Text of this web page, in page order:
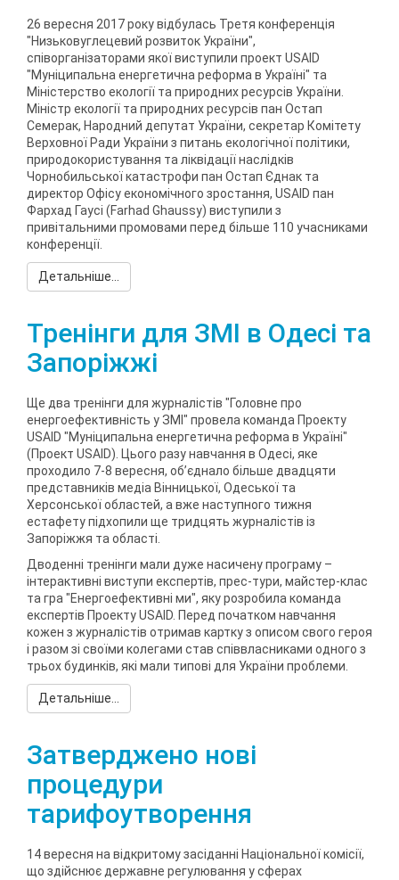
26 вересня 2017 року відбулась Третя конференція
"Низьковуглецевий розвиток України",
співорганізаторами якої виступили проект USAID
"Муніципальна енергетична реформа в Україні" та
Міністерство екології та природних ресурсів України.
Міністр екології та природних ресурсів пан Остап
Семерак, Народний депутат України, секретар Комітету
Верховної Ради України з питань екологічної політики,
природокористування та ліквідації наслідків
Чорнобильської катастрофи пан Остап Єднак та
директор Офісу економічного зростання, USAID пан
Фархад Гаусі (Farhad Ghaussy) виступили з
привітальними промовами перед більше 110 учасниками
конференції.
Детальніше...
Тренінги для ЗМІ в Одесі та
Запоріжжі
Ще два тренінги для журналістів "Головне про
енергоефективність у ЗМІ" провела команда Проекту
USAID "Муніципальна енергетична реформа в Україні"
(Проект USAID). Цього разу навчання в Одесі, яке
проходило 7-8 вересня, об’єднало більше двадцяти
представників медіа Вінницької, Одеської та
Херсонської областей, а вже наступного тижня
естафету підхопили ще тридцять журналістів із
Запоріжжя та області.
Дводенні тренінги мали дуже насичену програму –
інтерактивні виступи експертів, прес-тури, майстер-клас
та гра "Енергоефективні ми", яку розробила команда
експертів Проекту USAID. Перед початком навчання
кожен з журналістів отримав картку з описом свого героя
і разом зі своїми колегами став співвласниками одного з
трьох будинків, які мали типові для України проблеми.
Детальніше...
Затверджено нові
процедури
тарифоутворення
14 вересня на відкритому засіданні Національної комісії,
що здійснює державне регулювання у сферах